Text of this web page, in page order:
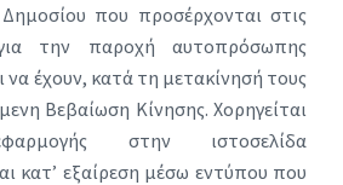
που προσέρχονται στις
την παροχή αυτοπρόσωπης
να έχουν, κατά τη μετακίνησή τους
Βεβαίωση Κίνησης. Χορηγείται
στην ιστοσελίδα
κατ’ εξαίρεση μέσω εντύπου που